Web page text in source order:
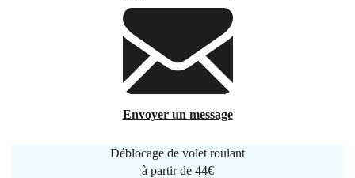
Envoyer un message
Déblocage de volet roulant
à partir de 44€